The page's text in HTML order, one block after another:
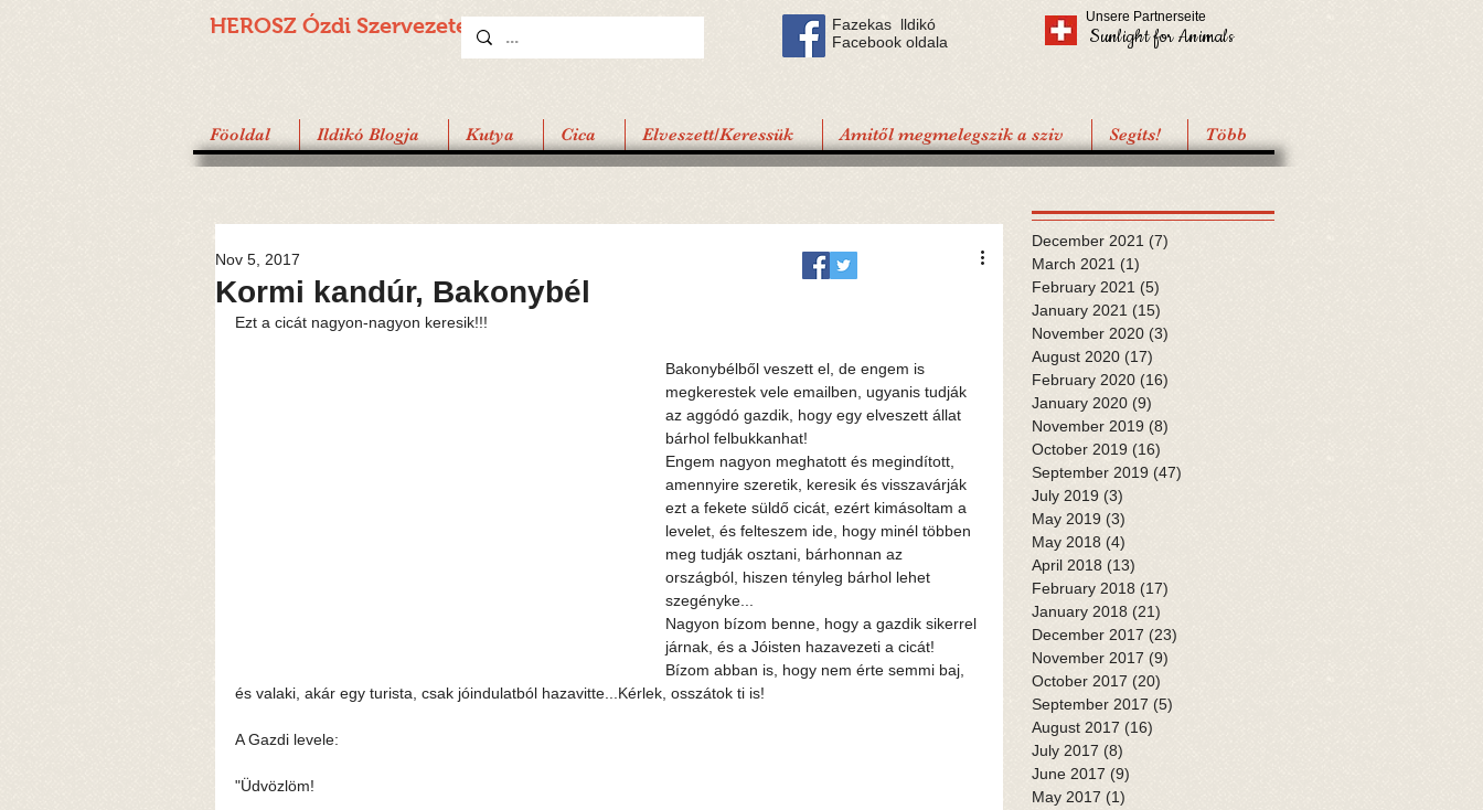
HEROSZ Ózdi Szervezete
Fazekas lldikó
Facebook oldala
Unsere Partnerseite
Sunlight for Animals
Föoldal Ildikó Blogja Kutya Cica Elveszett/Keressük Amitől megmelegszik a sziv Segíts! Több
Kormi kandúr, Bakonybél
Nov 5, 2017
Ezt a cicát nagyon-nagyon keresik!!!
Bakonybélből veszett el, de engem is
megkerestek vele emailben, ugyanis tudják
az aggódó gazdik, hogy egy elveszett állat
bárhol felbukkanhat!
Engem nagyon meghatott és megindított,
amennyire szeretik, keresik és visszavárják
ezt a fekete süldő cicát, ezért kimásoltam a
levelet, és felteszem ide, hogy minél többen
meg tudják osztani, bárhonnan az
országból, hiszen tényleg bárhol lehet
szegényke...
Nagyon bízom benne, hogy a gazdik sikerrel
járnak, és a Jóisten hazavezeti a cicát!
Bízom abban is, hogy nem érte semmi baj,
és valaki, akár egy turista, csak jóindulatból hazavitte...Kérlek, osszátok ti is!
A Gazdi levele:
"Üdvözlöm!
December 2021 (7)
March 2021 (1)
February 2021 (5)
January 2021 (15)
November 2020 (3)
August 2020 (17)
February 2020 (16)
January 2020 (9)
November 2019 (8)
October 2019 (16)
September 2019 (47)
July 2019 (3)
May 2019 (3)
May 2018 (4)
April 2018 (13)
February 2018 (17)
January 2018 (21)
December 2017 (23)
November 2017 (9)
October 2017 (20)
September 2017 (5)
August 2017 (16)
July 2017 (8)
June 2017 (9)
May 2017 (1)